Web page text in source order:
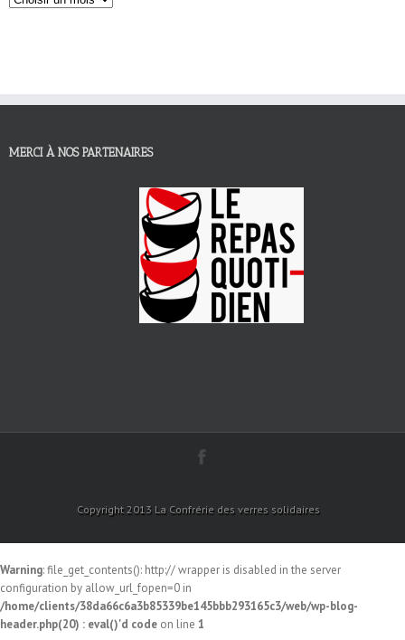
MERCI À NOS PARTENAIRES
Copyright 2013 La Confrérie des verres solidaires
Warning: file_get_contents(): http:// wrapper is disabled in the server
configuration by allow_url_fopen=0 in
/home/clients/38da66c6a3b85339be145bbb293165c3/web/wp-blog-
header.php(20) : eval()'d code on line 1